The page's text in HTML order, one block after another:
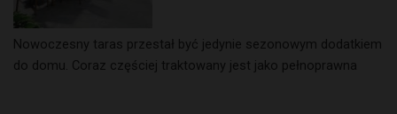
Nowoczesny taras przestał być jedynie sezonowym dodatkiem
do domu. Coraz częściej traktowany jest jako pełnoprawna